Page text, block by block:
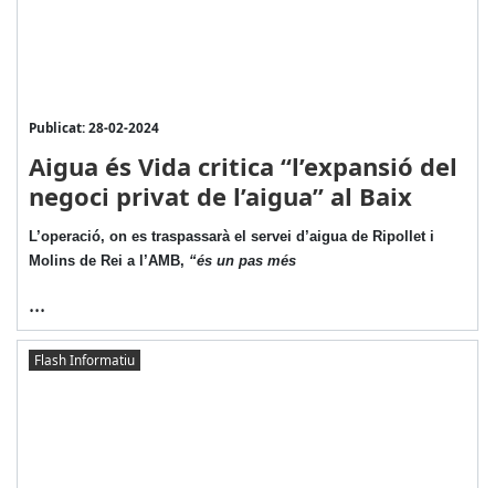
Publicat: 28-02-2024
Aigua és Vida critica “l’expansió del
negoci privat de l’aigua” al Baix
L’operació, on es traspassarà el servei d’aigua de Ripollet i
Molins de Rei a l’AMB, “és un pas més
...
Flash Informatiu